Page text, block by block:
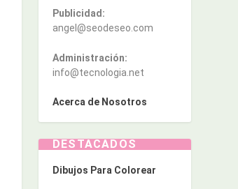
Publicidad:
angel@seodeseo.com
Administración:
info@tecnologia.net
Acerca de Nosotros
DESTACADOS
Dibujos Para Colorear